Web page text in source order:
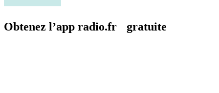
Obtenez l’app radio.fr gratuite